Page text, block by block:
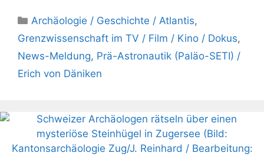
Kategorien
Archäologie / Geschichte / Atlantis,
Grenzwissenschaft im TV / Film / Kino / Dokus,
News-Meldung, Prä-Astronautik (Paläo-SETI) /
Erich von Däniken